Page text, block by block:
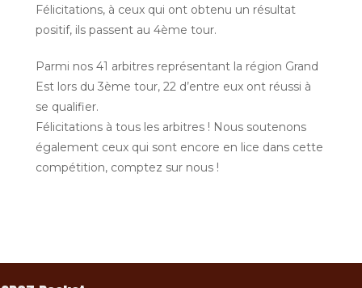
Félicitations, à ceux qui ont obtenu un résultat
positif, ils passent au 4ème tour.
Parmi nos 41 arbitres représentant la région Grand
Est lors du 3ème tour, 22 d’entre eux ont réussi à
se qualifier.
Félicitations à tous les arbitres ! Nous soutenons
également ceux qui sont encore en lice dans cette
compétition, comptez sur nous !